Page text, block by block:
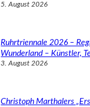
5. August 2026
Ruhrtriennale 2026 –
Wunderland – Künstler,
3. August 2026
Christoph Marthalers